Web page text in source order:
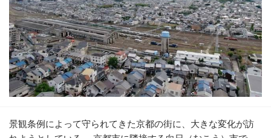
景観条例によって守られてきた京都の街に、大きな変化が訪